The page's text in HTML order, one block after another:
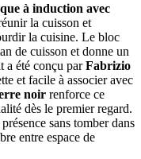
à induction avec
la cuisson et
la cuisine. Le bloc
de cuisson et donne un
a été conçu parFabrizio
et facile à associer avec
noir renforce ce
dès le premier regard.
sans tomber dans
entre espace de